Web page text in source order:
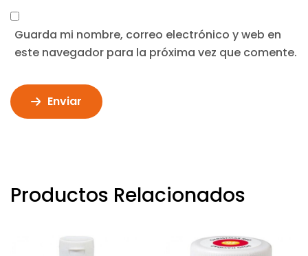
Guarda mi nombre, correo electrónico y web en
este navegador para la próxima vez que comente.
Enviar
Productos Relacionados